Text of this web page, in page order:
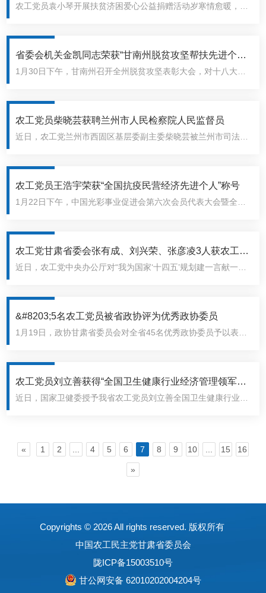
派责任担当
农工党员袁小琴开展扶贫济困爱心公益捐赠活动岁寒情愈暖，年
事长袁小琴开展了一系列扶贫济困爱心公益捐赠活动。袁小琴带
领慰问组一行走访..
省委会机关金凯同志荣获“甘南州脱贫攻坚帮扶先进个
人”荣誉称号
1月30日下午，甘南州召开全州脱贫攻坚表彰大会，对十八大以
望相助、扶贫济困，勇于担当、改革创新的先进集体和先进个人
进行了表彰奖励。农..
农工党员柴晓芸获聘兰州市人民检察院人民监督员
近日，农工党兰州市西固区基层委副主委柴晓芸被兰州市司法局
度是中国特色社会主义司法制度，是检察机关接受人民监督、保
障人民群众有序参与司法的重要..
农工党员王浩宇荣获“全国抗疫民营经济先进个人”称号
1月22日下午，中国光彩事业促进会第六次会员代表大会暨全国
治局常委、全国政协主席汪洋会见全体代表，中央政治局委员、
国务院副总理胡春华，中央书..
农工党甘肃省委会张有成、刘兴荣、张彦凌3人获农工党
中央“我为国家‘十四五’规划建一言献一策”活动表彰
近日，农工党中央办公厅对“我为国家‘十四五’规划建一言献一
副主委、兰大二院主任医师获奖题目：《关于在十四五规划中增
加促进中医药发展相关..
&#8203;5名农工党员被省政协评为优秀政协委员
1月19日，政协甘肃省委员会对全省45名优秀政协委员予以表
秀政协委员获奖名单王平基省委会副主委、武威市委会主委刘兴
荣..
农工党员刘立善获得“全国卫生健康行业经济管理领军人
才”证书
近日，国家卫健委授予我省农工党员刘立善全国卫生健康行业经
第二医院财务处..
« 1 2 4 5 6 7 8 9 10 15 16
»
Copyrights © 2026 All rights reserved. 版权所有
中国农工民主党甘肃省委员会
陇ICP备15003510号
甘公网安备 62010202004204号